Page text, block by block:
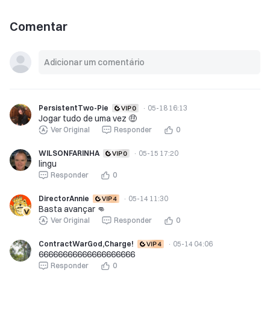
Comentar
PersistentTwo-Pie · 05-18 16:13
Jogar tudo de uma vez 🤑
Ver Original Responder 0
WILSONFARINHA · 05-15 17:20
lingu
Responder 0
DirectorAnnie · 05-14 11:30
Basta avançar 👊
Ver Original Responder 0
ContractWarGod,Charge! · 05-14 04:06
66666666666666666666
Responder 0